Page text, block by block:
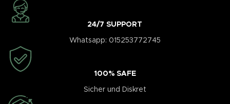
24/7 SUPPORT
Whatsapp: 015253772745
100% SAFE
Sicher und Diskret